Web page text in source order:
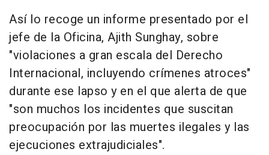
Así lo recoge un informe presentado por el
jefe de la Oficina, Ajith Sunghay, sobre
"violaciones a gran escala del Derecho
Internacional, incluyendo crímenes atroces"
durante ese lapso y en el que alerta de que
"son muchos los incidentes que suscitan
preocupación por las muertes ilegales y las
ejecuciones extrajudiciales".